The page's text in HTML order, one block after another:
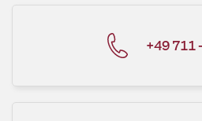
+49 711